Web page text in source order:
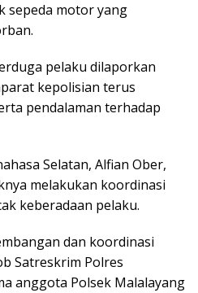
sepeda motor yang
pelaku dilaporkan
kepolisian terus
pendalaman terhadap
Selatan, Alfian Ober,
melakukan koordinasi
keberadaan pelaku.
dan koordinasi
Satreskrim Polres
anggota Polsek Malalayang